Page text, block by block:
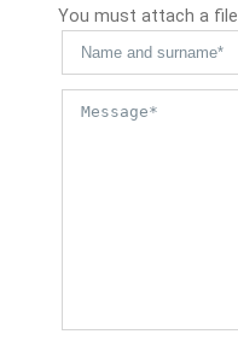
You must attach a file